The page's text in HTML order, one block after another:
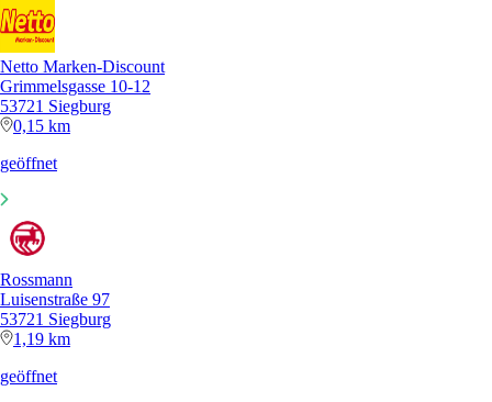
Netto Marken-Discount
Grimmelsgasse 10-12
53721 Siegburg
0,15 km
geöffnet
Rossmann
Luisenstraße 97
53721 Siegburg
1,19 km
geöffnet